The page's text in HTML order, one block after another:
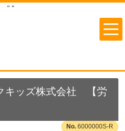
" "
ッズ株式会社 【労
6000000S-R